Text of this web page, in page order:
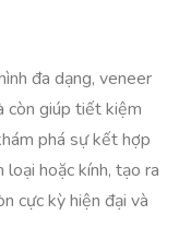
đa dạng, veneer
còn giúp tiết kiệm
phá sự kết hợp
hoặc kính, tạo ra
cực kỳ hiện đại và